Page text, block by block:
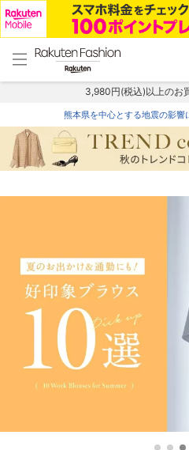
menu home
トップ
3,980円(税込)以上のお
熊本県を中心とする地震の影